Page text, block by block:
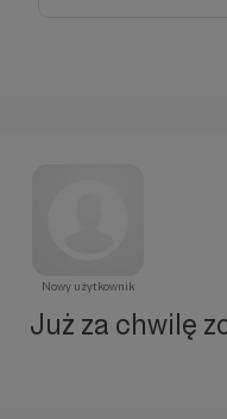
Nowy użytkownik
Już za chwilę